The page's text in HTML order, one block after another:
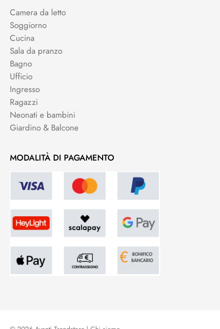
Camera da letto
Soggiorno
Cucina
Sala da pranzo
Bagno
Ufficio
Ingresso
Ragazzi
Neonati e bambini
Giardino & Balcone
MODALITÀ DI PAGAMENTO